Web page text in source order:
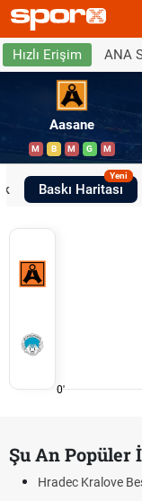
Hızlı Erişim ANA
Aasane
M B M G M
Baskı Haritası
Yeni
0'
Şu An Popüler
Hradec Kralove